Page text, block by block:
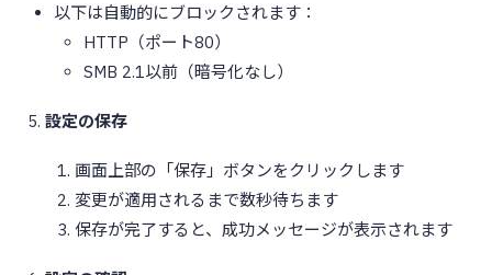
以下は自動的にブロックされます：
HTTP（ポート80）
SMB 2.1以前（暗号化なし）
設定の保存
画面上部の「保存」ボタンをクリックします
変更が適用されるまで数秒待ちます
保存が完了すると、成功メッセージが表示されます